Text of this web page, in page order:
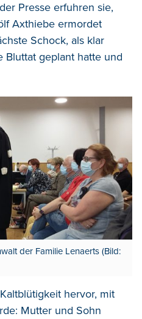
Presse erfuhren sie,
Axthiebe ermordet
Schock, als klar
Bluttat geplant hatte und
der Familie Lenaerts (Bild:
hervor, mit
Mutter und Sohn